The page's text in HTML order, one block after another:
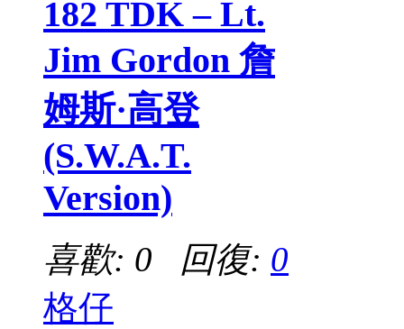
182 TDK – Lt.
Jim Gordon 詹
姆斯·高登
(S.W.A.T.
Version)
喜歡: 0 回復: 0
格仔